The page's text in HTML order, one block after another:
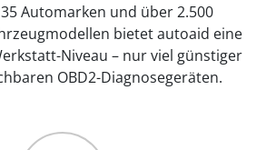
Automarken und über 2.500
bietet autoaid eine
Niveau – nur viel günstiger
OBD2-Diagnosegeräten.